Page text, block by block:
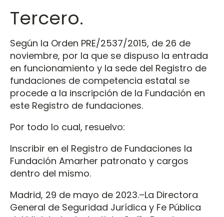
Tercero.
Según la Orden PRE/2537/2015, de 26 de
noviembre, por la que se dispuso la entrada
en funcionamiento y la sede del Registro de
fundaciones de competencia estatal se
procede a la inscripción de la Fundación en
este Registro de fundaciones.
Por todo lo cual, resuelvo:
Inscribir en el Registro de Fundaciones la
Fundación Amarher patronato y cargos
dentro del mismo.
Madrid, 29 de mayo de 2023.–La Directora
General de Seguridad Jurídica y Fe Pública